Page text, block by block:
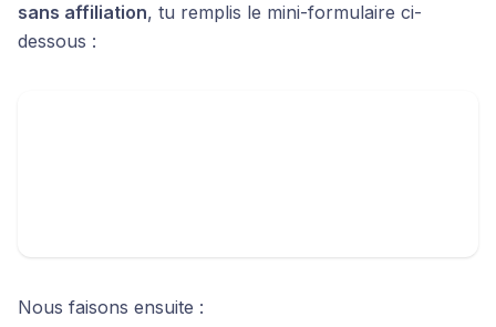
sans affiliation, tu remplis le mini-formulaire ci-
dessous :
Nous faisons ensuite :